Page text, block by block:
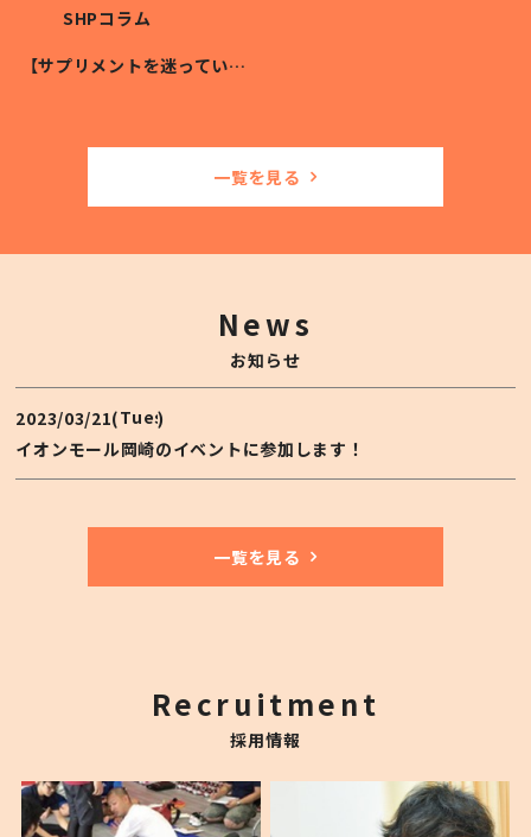
SHPコラム
【サプリメントを迷っている方必見！】インナーケアで摂るべき栄養素の優先順位
一覧を見る
News
お知らせ
2023/03/21(Tuesday
)
イオンモール岡崎のイベントに参加します！
一覧を見る
Recruitment
採用情報